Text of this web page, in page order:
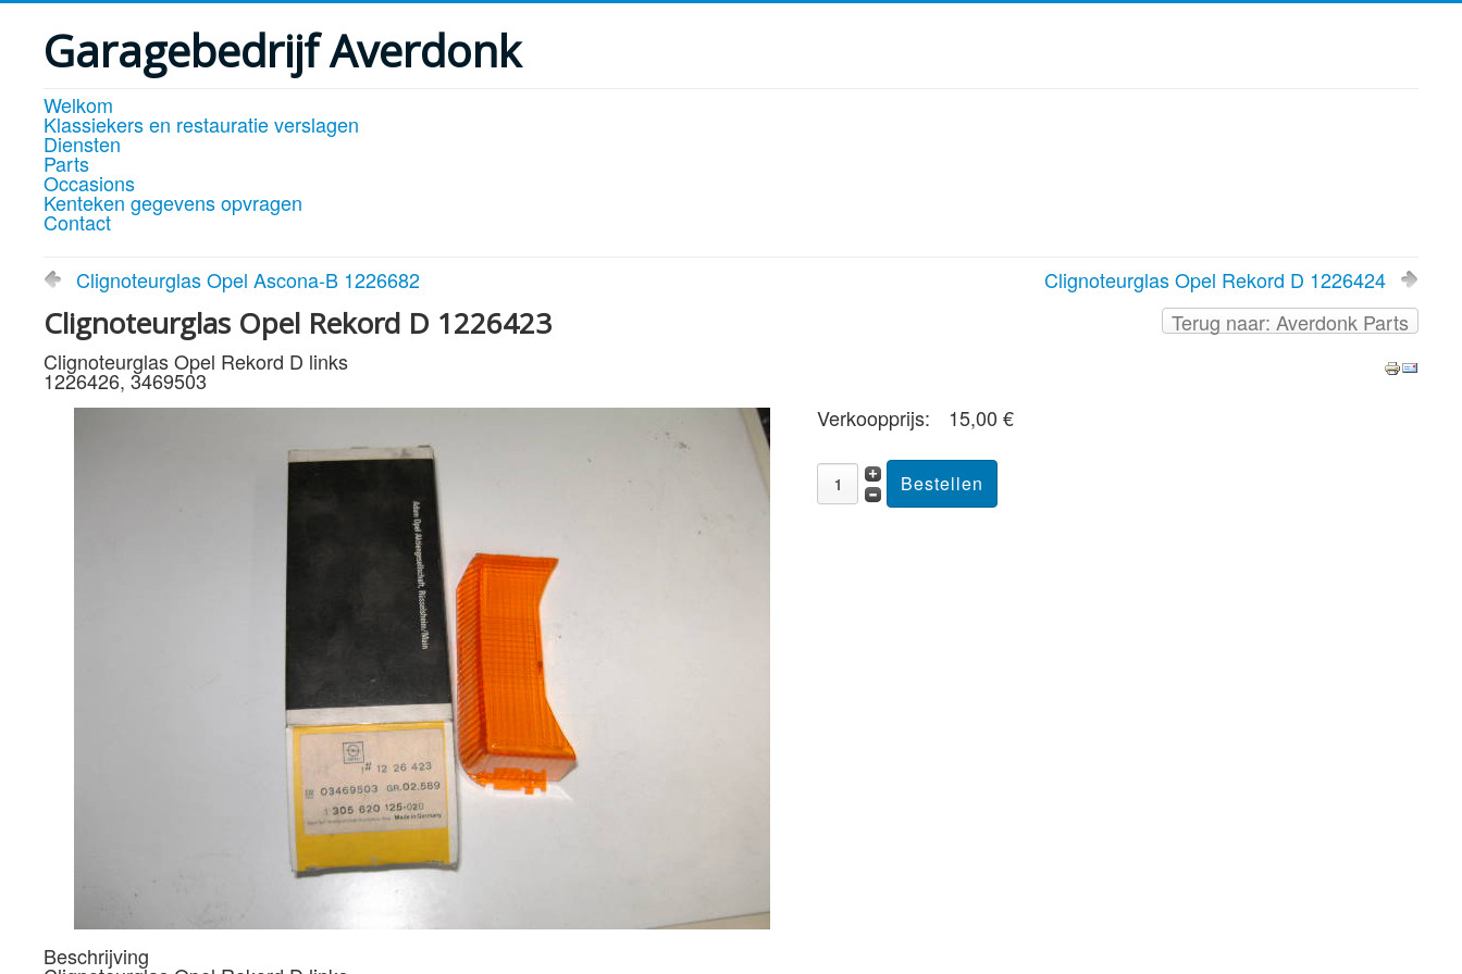
Garagebedrijf Averdonk
Welkom
Klassiekers en restauratie verslagen
Diensten
Parts
Occasions
Kenteken gegevens opvragen
Contact
Clignoteurglas Opel Ascona-B 1226682
Clignoteurglas Opel Rekord D 1226424
Terug naar: Averdonk Parts
Clignoteurglas Opel Rekord D 1226423
Clignoteurglas Opel Rekord D links
1226426, 3469503
Verkoopprijs:
15,00 €
Beschrijving